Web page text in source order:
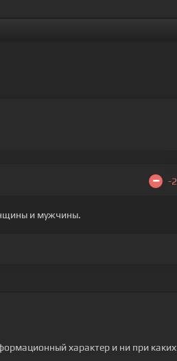
-2
и мужчины.
характер и ни при каких